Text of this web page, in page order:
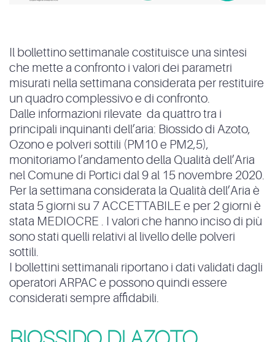
Il bollettino settimanale costituisce una sintesi
che mette a confronto i valori dei parametri
misurati nella settimana considerata per restituire
un quadro complessivo e di confronto.
Dalle informazioni rilevate da quattro tra i
principali inquinanti dell’aria: Biossido di Azoto,
Ozono e polveri sottili (PM10 e PM2,5),
monitoriamo l’andamento della Qualità dell’Aria
nel Comune di Portici dal 9 al 15 novembre 2020.
Per la settimana considerata la Qualità dell’Aria è
stata 5 giorni su 7 ACCETTABILE e per 2 giorni è
stata MEDIOCRE . I valori che hanno inciso di più
sono stati quelli relativi al livello delle polveri
sottili.
I bollettini settimanali riportano i dati validati dagli
operatori ARPAC e possono quindi essere
considerati sempre affidabili.